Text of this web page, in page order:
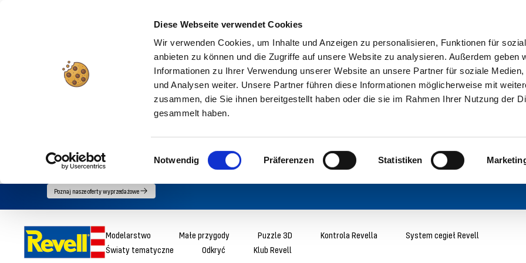
Diese Webseite verwendet Cookies
Wir verwenden Cookies, um Inhalte und Anzeigen zu personalisieren, Funktionen für
anbieten zu können und die Zugriffe auf unsere Website zu analysieren. Außerdem geben
Informationen zu Ihrer Verwendung unserer Website an unsere Partner für soziale Medien,
und Analysen weiter. Unsere Partner führen diese Informationen möglicherweise mit
zusammen, die Sie ihnen bereitgestellt haben oder die sie im Rahmen Ihrer Nutzung der
gesammelt haben.
Einwilligungsauswahl
Notwendig Präferenzen Statistiken
bezpośrednio
Poznaj nasze oferty wyprzedażowe
Modelarstwo Małe przygody Puzzle 3D Kontrola Revella
System cegieł Revell
Światy tematyczne
Odkryć Klub Revell
Revell